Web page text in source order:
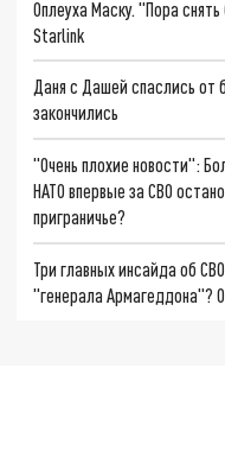
Оплеуха Маску. "Пора
Starlink
Даня с Дашей спаслись от
закончились
"Очень плохие новости":
НАТО впервые за СВО
приграничье?
Три главных инсайда об
"генерала Армагеддона"?